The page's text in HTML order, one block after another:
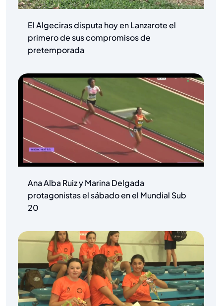
El Algeciras disputa hoy en Lanzarote el
primero de sus compromisos de
pretemporada
Ana Alba Ruiz y Marina Delgada
protagonistas el sábado en el Mundial Sub
20